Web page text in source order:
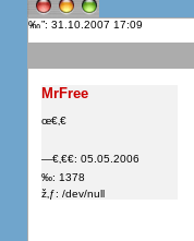
”: 31.10.2007 17:09
MrFree
œ€‚€
—€‚€€: 05.05.2006
‰: 1378
ž‚ƒ: /dev/null